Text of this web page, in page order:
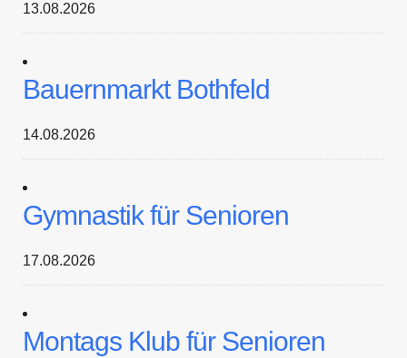
13.08.2026
Bauernmarkt Bothfeld
14.08.2026
Gymnastik für Senioren
17.08.2026
Montags Klub für Senioren